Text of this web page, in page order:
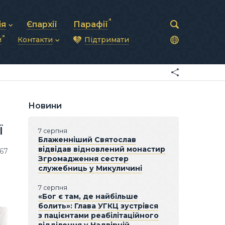
рада
та комунікації
Єпархії Парафії
Контакти
Синоди Єпископів
Патріарша курія
Підтримати
Новини
7 серпня
Блаженніший Святослав
відвідав відновлений монастир
Згромадження сестер
служебниць у Микуличині
7 серпня
«Бог є там, де найбільше
болить»: Глава УГКЦ зустрівся
з пацієнтами реабілітаційного